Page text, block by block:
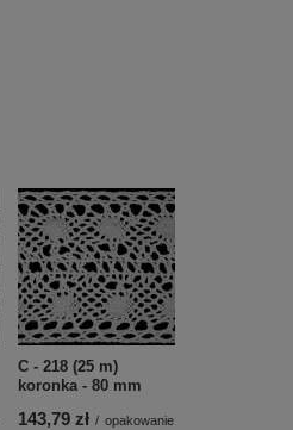
C - 218 (25 m)
koronka - 80 mm
143,79 zł / opakowanie